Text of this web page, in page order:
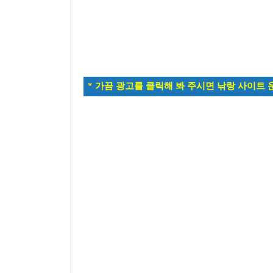
* 가끔 광고를 클릭해 봐 주시면 낚랑 사이트